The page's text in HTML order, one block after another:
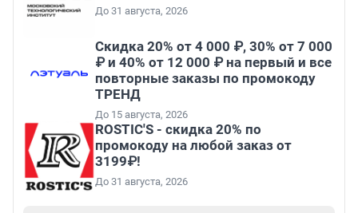
До 31 августа, 2026
Скидка 20% от 4 000 ₽, 30% от 7 000
₽ и 40% от 12 000 ₽ на первый и все
повторные заказы по промокоду
ТРЕНД
До 15 августа, 2026
ROSTIC'S - скидка 20% по
промокоду на любой заказ от
3199₽!
До 31 августа, 2026